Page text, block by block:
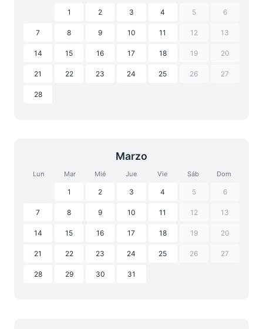
1 2 3 4 5 6
7 8 9 10 11 12 13
14 15 16 17 18 19 20
21 22 23 24 25 26 27
28
Marzo
Lun Mar Mié Jue Vie Sáb Dom
1 2 3 4 5 6
7 8 9 10 11 12 13
14 15 16 17 18 19 20
21 22 23 24 25 26 27
28 29 30 31